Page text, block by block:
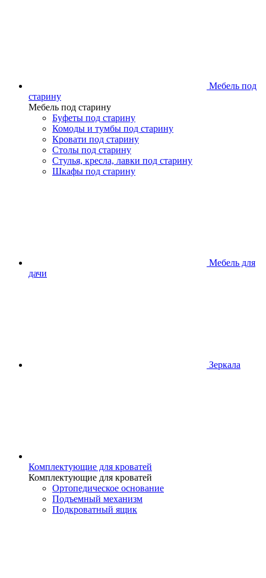
Мебель под
старину
Мебель под старину
Буфеты под старину
Комоды и тумбы под старину
Кровати под старину
Столы под старину
Стулья, кресла, лавки под старину
Шкафы под старину
Мебель для
дачи
Зеркала
Комплектующие для кроватей
Комплектующие для кроватей
Ортопедическое основание
Подъемный механизм
Подкроватный ящик